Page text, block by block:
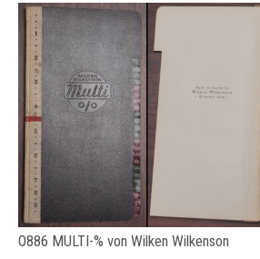
O886 MULTI-% von Wilken Wilkenson